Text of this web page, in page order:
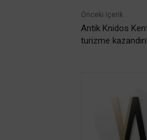
Önceki içerik
Antik Knidos
turizme